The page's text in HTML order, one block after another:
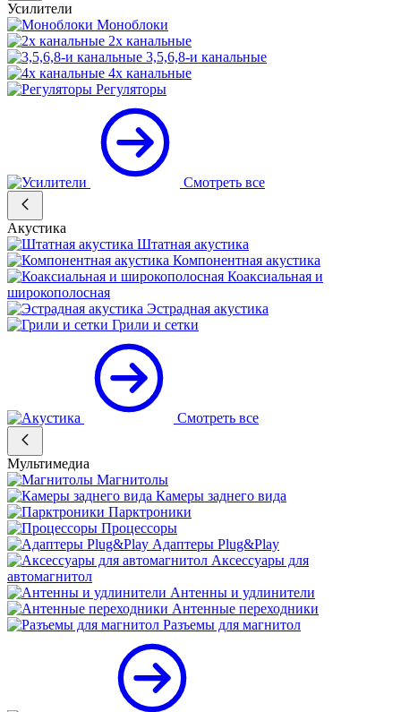
Усилители
Моноблоки
2х канальные
3,5,6,8-и канальные
4х канальные
Регуляторы
Смотреть все
Акустика
Штатная акустика
Компонентная акустика
Коаксиальная и
широкополосная
Эстрадная акустика
Грили и сетки
Смотреть все
Мультимедиа
Магнитолы
Камеры заднего вида
Парктроники
Процессоры
Адаптеры Plug&Play
Аксессуары для
автомагнитол
Антенны и удлинители
Антенные переходники
Разъемы для магнитол